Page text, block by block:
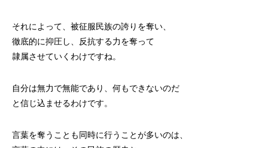
それによって、被征服民族の誇りを奪い、
徹底的に抑圧し、反抗する力を奪って
隷属させていくわけですね。
自分は無力で無能であり、何もできないのだ
と信じ込ませるわけです。
言葉を奪うことも同時に行うことが多いのは、